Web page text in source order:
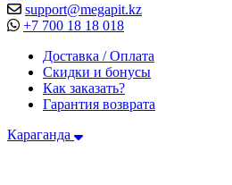
support@megapit.kz
+7 700 18 18 018
Доставка / Оплата
Скидки и бонусы
Как заказать?
Гарантия возврата
Караганда